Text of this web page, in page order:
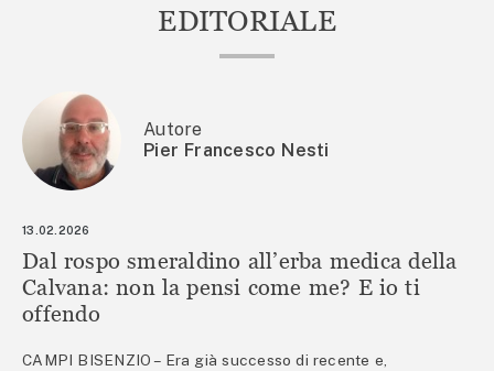
EDITORIALE
Autore
Pier Francesco Nesti
13.02.2026
Dal rospo smeraldino all’erba medica della
Calvana: non la pensi come me? E io ti
offendo
CAMPI BISENZIO – Era già successo di recente e,